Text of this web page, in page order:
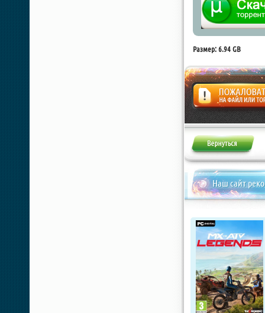
Размер: 6.94 GB
Жалоба
Наш сайт